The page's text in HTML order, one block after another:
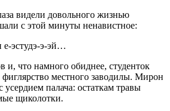
видели довольного жизнью
с этой минуты ненавистное:
эстудэ-э-эй…
и, что намного обиднее, студенток
фиглярство местного заводилы. Мирон
усердием палача: остаткам травы
щиколотки.